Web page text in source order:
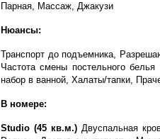
Парная, Массаж, Джакузи
Нюансы:
Транспорт до подъемника,
Частота смены постельного
набор в ванной, Халаты/тапки,
В номере:
Studio (45 кв.м.) Двуспальная